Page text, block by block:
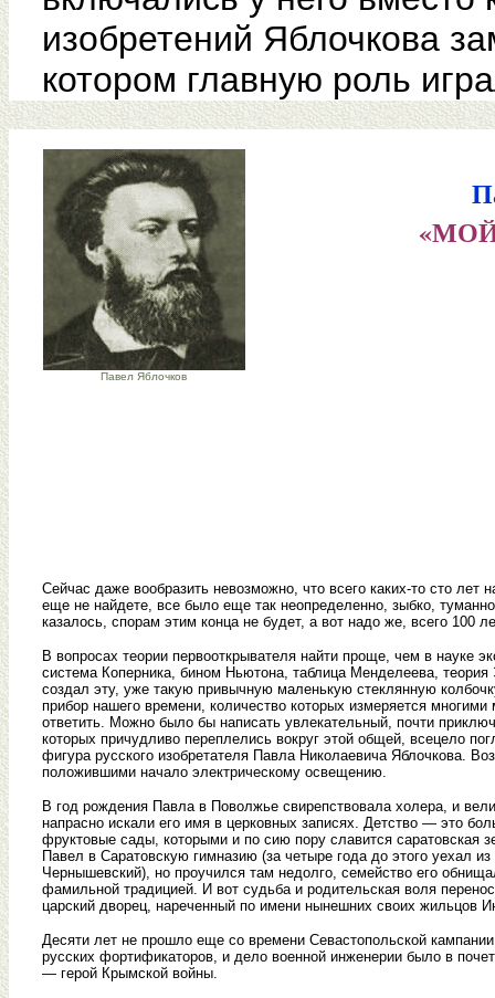
изобретений Яблочкова
котором главную роль
Павел Яблочков
Сейчас даже вообразить невозможно, что всего каких-то сто
еще не найдете, все было еще так неопределенно, зыбко,
казалось, спорам этим конца не будет, а вот надо же, всего 100
В вопросах теории первооткрывателя найти проще, чем в науке
система Коперника, бином Ньютона, таблица Менделеева,
создал эту, уже такую привычную маленькую стеклянную
прибор нашего времени, количество которых измеряется
ответить. Можно было бы написать увлекательный, почти
которых причудливо переплелись вокруг этой общей, всецело
фигура русского изобретателя Павла Николаевича Яблочкова.
положившими начало электрическому освещению.
В год рождения Павла в Поволжье свирепствовала холера, и
напрасно искали его имя в церковных записях. Детство — это
фруктовые сады, которыми и по сию пору славится саратовская
Павел в Саратовскую гимназию (за четыре года до этого уехал
Чернышевский), но проучился там недолго, семейство его
фамильной традицией. И вот судьба и родительская воля
царский дворец, нареченный по имени нынешних своих жильцов
Десяти лет не прошло еще со времени Севастопольской
русских фортификаторов, и дело военной инженерии было в
— герой Крымской войны.